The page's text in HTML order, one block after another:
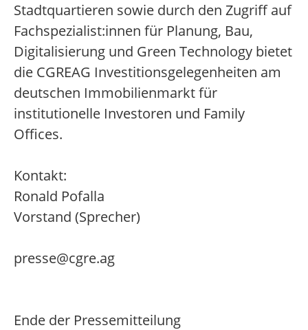
Stadtquartieren sowie durch den Zugriff auf
Fachspezialist:innen für Planung, Bau,
Digitalisierung und Green Technology bietet
die CGREAG Investitionsgelegenheiten am
deutschen Immobilienmarkt für
institutionelle Investoren und Family
Offices.
Kontakt:
Ronald Pofalla
Vorstand (Sprecher)
presse@cgre.ag
Ende der Pressemitteilung